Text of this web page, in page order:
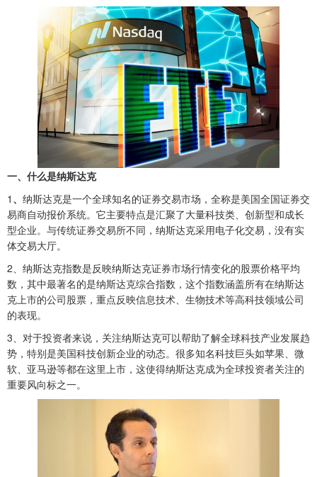
一、什么是纳斯达克
1 、‌ 纳斯达克是一个全球知名的证券交易市场，全称是美国全国证券交
易商自动报价系统。它主要特点是汇聚了大量科技类、创新型和成长
型企业。与传统证券交易所不同，纳斯达克采用电子化交易，没有实
体交易大厅。
2、纳斯达克指数是反映纳斯达克证券市场行情变化的股票价格平均
数，其中最著名的是纳斯达克综合指数，这个指数涵盖所有在纳斯达
克上市的公司股票，重点反映信息技术、生物技术等高科技领域公司
的表现。
3、对于投资者来说，关注纳斯达克可以帮助了解全球科技产业发展趋
势，特别是美国科技创新企业的动态。很多知名科技巨头如苹果、微
软、亚马逊等都在这里上市，这使得纳斯达克成为全球投资者关注的
重要风向标之一。